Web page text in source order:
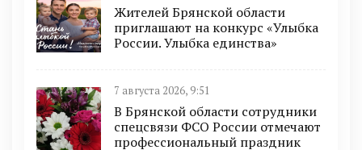
Жителей Брянской области
приглашают на конкурс «Улыбка
России. Улыбка единства»
7 августа 2026, 9:51
В Брянской области сотрудники
спецсвязи ФСО России отмечают
профессиональный праздник